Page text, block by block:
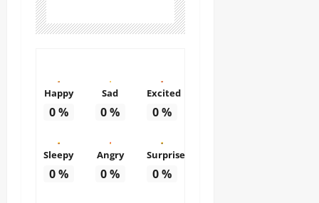
Happy
0%
Sad
0%
Excited
0%
Sleepy
0%
Angry
0%
Surprise
0%